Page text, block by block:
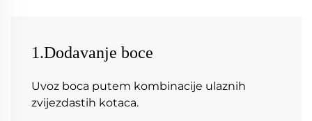
1.Dodavanje boce
Uvoz boca putem kombinacije ulaznih
zvijezdastih kotaca.